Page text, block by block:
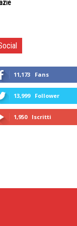
11,173 Fans
13,999 Follower
1,950 Iscritti